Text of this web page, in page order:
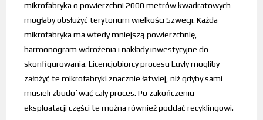
mikrofabryka o powierzchni 2000 metrów kwadratowych
mogłaby obsłużyć terytorium wielkości Szwecji.Każda
mikrofabryka ma wtedy mniejszą powierzchnię,
harmonogram wdrożenia i nakłady inwestycyjne do
skonfigurowania. Licencjobiorcy procesu Luvly mogliby
założyć te mikrofabryki znacznie łatwiej, niż gdyby sami
musieli zbudo`wać cały proces. Po zakończeniu
eksploatacji części te można również poddać recyklingowi.